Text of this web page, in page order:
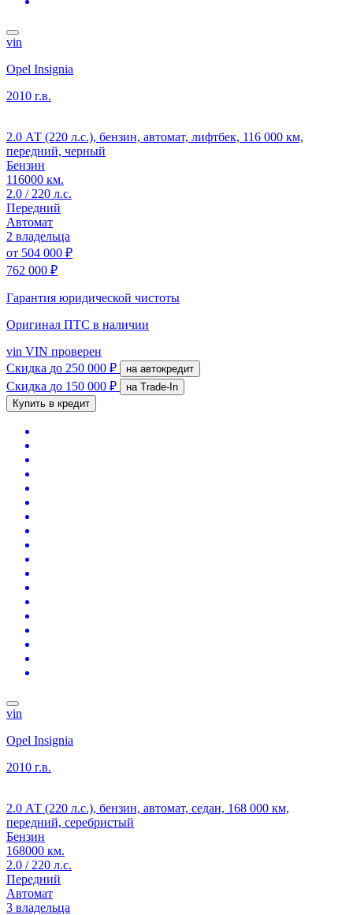
vin
Opel Insignia
2010 г.в.
2.0 АТ (220 л.с.), бензин, автомат, лифтбек, 116 000 км,
передний, черный
Бензин
116000 км.
2.0 / 220 л.с.
Передний
Автомат
2 владельца
от 504 000 ₽
762 000 ₽
Гарантия юридической чистоты
Оригинал ПТС в наличии
vin VIN проверен
Скидка до 250 000 ₽ на автокредит
Скидка до 150 000 ₽
на Trade-In
Купить в кредит
vin
Opel Insignia
2010 г.в.
2.0 АТ (220 л.с.), бензин, автомат, седан, 168 000 км,
передний, серебристый
Бензин
168000 км.
2.0 / 220 л.с.
Передний
Автомат
3 владельца